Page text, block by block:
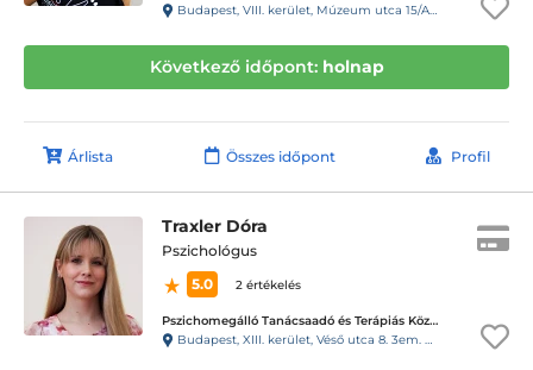
Budapest, VIII. kerület, Múzeum utca 15/A. Fsz/1. ajtó (11-es kapucsengő)
Következő időpont: holnap
Árlista Összes időpont Profil
Traxler Dóra
Pszichológus
5.0
2 értékelés
Pszichomegálló Tanácsaadó és Terápiás Központ - Vizafogó központ
Budapest, XIII. kerület, Véső utca 8. 3em. 6. (98kapucsengő)